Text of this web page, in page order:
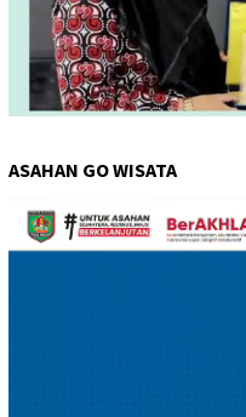
ASAHAN GO WISATA
Pemutar
Video